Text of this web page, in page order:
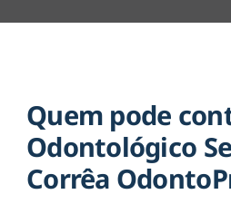
Quem pode
Odontológico
Corrêa